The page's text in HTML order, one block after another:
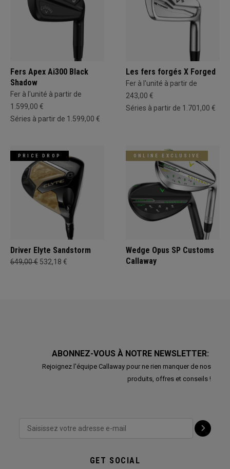
Fers Apex Ai300 Black
Shadow
Fer à l'unité à partir de
1.599,00 €
Séries à partir de 1.599,00 €
Les fers forgés X Forged
Fer à l'unité à partir de
243,00 €
Séries à partir de 1.701,00 €
PRICE DROP
Driver Elyte Sandstorm
649,00 € 532,18 €
ONLINE EXCLUSIVE
Wedge Opus SP Customs
Callaway
ABONNEZ-VOUS À NOTRE NEWSLETTER:
Rejoignez l'équipe Callaway pour ne rien manquer de nos
produits, offres et conseils !
GET SOCIAL